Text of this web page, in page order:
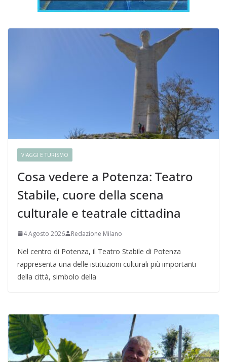
VIAGGI E TURISMO
Cosa vedere a Potenza: Teatro
Stabile, cuore della scena
culturale e teatrale cittadina
4 Agosto 2026 Redazione Milano
Nel centro di Potenza, il Teatro Stabile di Potenza
rappresenta una delle istituzioni culturali più importanti
della città, simbolo della